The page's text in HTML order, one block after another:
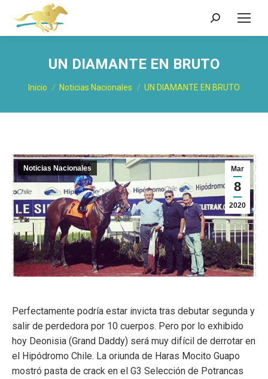
Buscar:
UN DIAMANTE EN BRUTO
Estás aquí:
Inicio Noticias Nacionales UN DIAMANTE EN BRUTO
Mar
8
2020
Noticias Nacionales
Perfectamente podría estar invicta tras debutar segunda y
salir de perdedora por 10 cuerpos. Pero por lo exhibido
hoy Deonisia (Grand Daddy) será muy difícil de derrotar en
el Hipódromo Chile. La oriunda de Haras Mocito Guapo
mostró pasta de crack en el G3 Selección de Potrancas